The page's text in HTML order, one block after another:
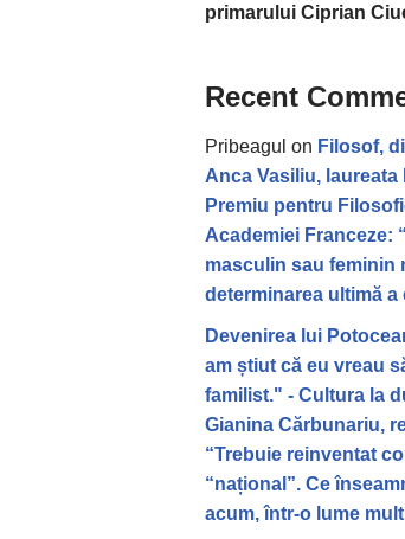
primarului Ciprian
Recent
Pribeagul on Filosof,
Anca Vasiliu, laureata
Premiu pentru
Academiei Franceze:
masculin sau feminin
determinarea ultimă a
Devenirea lui
am știut că eu vreau
familist." - Cultura la
Gianina Cărbunariu,
“Trebuie reinventat
“național”. Ce
acum, într-o lume